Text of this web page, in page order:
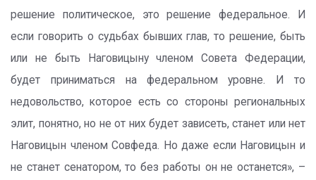
решение политическое, это решение федеральное. И
если говорить о судьбах бывших глав, то решение, быть
или не быть Наговицыну членом Совета Федерации,
будет приниматься на федеральном уровне. И то
недовольство, которое есть со стороны региональных
элит, понятно, но не от них будет зависеть, станет или нет
Наговицын членом Совфеда. Но даже если Наговицын и
не станет сенатором, то без работы он не останется», –